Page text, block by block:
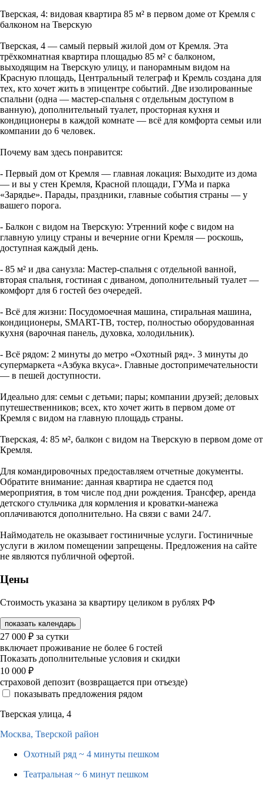
Тверская, 4: видовая квартира 85 м² в первом доме от Кремля с
балконом на Тверскую
Тверская, 4 — самый первый жилой дом от Кремля. Эта
трёхкомнатная квартира площадью 85 м² с балконом,
выходящим на Тверскую улицу, и панорамным видом на
Красную площадь, Центральный телеграф и Кремль создана для
тех, кто хочет жить в эпицентре событий. Две изолированные
спальни (одна — мастер-спальня с отдельным доступом в
ванную), дополнительный туалет, просторная кухня и
кондиционеры в каждой комнате — всё для комфорта семьи или
компании до 6 человек.
Почему вам здесь понравится:
- Первый дом от Кремля — главная локация: Выходите из дома
— и вы у стен Кремля, Красной площади, ГУМа и парка
«Зарядье». Парады, праздники, главные события страны — у
вашего порога.
- Балкон с видом на Тверскую: Утренний кофе с видом на
главную улицу страны и вечерние огни Кремля — роскошь,
доступная каждый день.
- 85 м² и два санузла: Мастер-спальня с отдельной ванной,
вторая спальня, гостиная с диваном, дополнительный туалет —
комфорт для 6 гостей без очередей.
- Всё для жизни: Посудомоечная машина, стиральная машина,
кондиционеры, SMART-ТВ, тостер, полностью оборудованная
кухня (варочная панель, духовка, холодильник).
- Всё рядом: 2 минуты до метро «Охотный ряд». 3 минуты до
супермаркета «Азбука вкуса». Главные достопримечательности
— в пешей доступности.
Идеально для: семьи с детьми; пары; компании друзей; деловых
путешественников; всех, кто хочет жить в первом доме от
Кремля с видом на главную площадь страны.
Тверская, 4: 85 м², балкон с видом на Тверскую в первом доме от
Кремля.
Для командировочных предоставляем отчетные документы.
Обратите внимание: данная квартира не сдается под
мероприятия, в том числе под дни рождения. Трансфер, аренда
детского стульчика для кормления и кроватки-манежа
оплачиваются дополнительно. На связи с вами 24/7.
Наймодатель не оказывает гостиничные услуги. Гостиничные
услуги в жилом помещении запрещены. Предложения на сайте
не являются публичной офертой.
Цены
Стоимость указана за квартиру целиком в рублях РФ
показать календарь
27 000 ₽ за сутки
включает проживание не более 6 гостей
Показать дополнительные условия и скидки
10 000 ₽
страховой депозит (возвращается при отъезде)
показывать предложения рядом
Тверская улица, 4
Москва, Тверской район
Охотный ряд ~ 4 минуты пешком
Театральная ~ 6 минут пешком